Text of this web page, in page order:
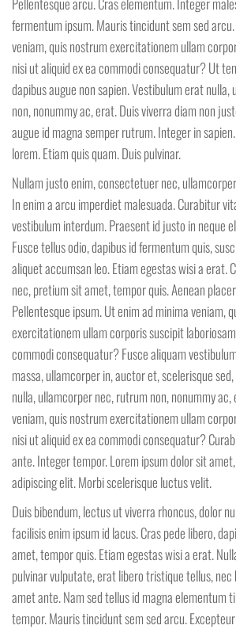
fermentum ipsum. Mauris tincidunt sem sed
veniam, quis nostrum exercitationem ullam
nisi ut aliquid ex ea commodi consequatur? Ut
dapibus augue non sapien. Vestibulum erat
non, nonummy ac, erat. Duis viverra diam non
augue id magna semper rutrum. Integer in
lorem. Etiam quis quam. Duis pulvinar.
Nullam justo enim, consectetuer nec,
In enim a arcu imperdiet malesuada. Curabitur
vestibulum interdum. Praesent id justo in neque
Fusce tellus odio, dapibus id fermentum quis,
aliquet accumsan leo. Etiam egestas wisi a erat.
nec, pretium sit amet, tempor quis. Aenean
Pellentesque ipsum. Ut enim ad minima veniam,
exercitationem ullam corporis suscipit
commodi consequatur? Fusce aliquam
massa, ullamcorper in, auctor et, scelerisque
nulla, ullamcorper nec, rutrum non, nonummy
veniam, quis nostrum exercitationem ullam
nisi ut aliquid ex ea commodi consequatur?
ante. Integer tempor. Lorem ipsum dolor sit
adipiscing elit. Morbi scelerisque luctus velit.
Duis bibendum, lectus ut viverra rhoncus, dolor
facilisis enim ipsum id lacus. Cras pede libero,
amet, tempor quis. Etiam egestas wisi a erat.
pulvinar vulputate, erat libero tristique tellus,
amet ante. Nam sed tellus id magna elementum
tempor. Mauris tincidunt sem sed arcu.